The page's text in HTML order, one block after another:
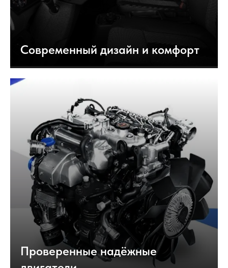
Современный дизайн и комфорт
Проверенные надёжные